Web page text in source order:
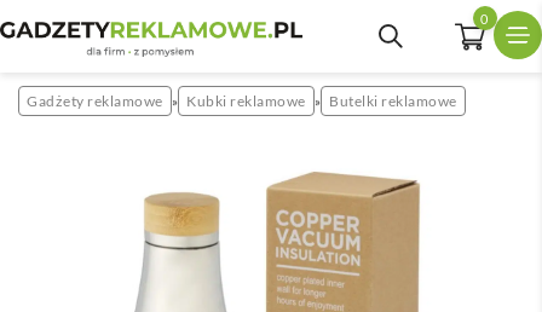
0
Gadżety reklamowe » Kubki reklamowe » Butelki reklamowe